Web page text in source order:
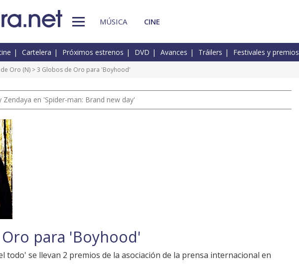
MÚSICA CINE
Cartelera Próximos estrenos DVD Avances Tráilers Festivales y premios
Oro (N) > 3 Globos de Oro para 'Boyhood'
Zendaya en 'Spider-man: Brand new day'
para 'Boyhood'
todo' se llevan 2 premios de la asociación de la prensa internacional en